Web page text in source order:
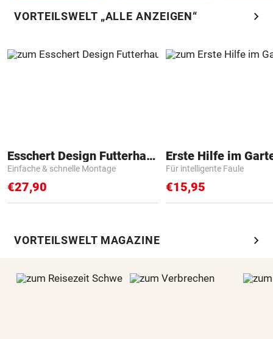
VORTEILSWELT „ALLE ANZEIGEN“ chevron_right
Esschert Design Futterhaus
Einfache & schnelle Montage
€27,90
Erste Hilfe im
Für intelligente Faule
€15,95
VORTEILSWELT MAGAZINE chevron_right